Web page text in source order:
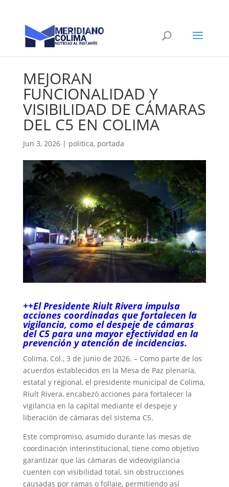
MEJORAN
FUNCIONALIDAD Y
VISIBILIDAD DE CÁMARAS
DEL C5 EN COLIMA
Jun 3, 2026| politica, portada
++El Presidente Riult Rivera impulsa
acciones coordinadas que fortalecen la
vigilancia, como el despeje de cámaras
del C5 para una mayor efectividad en la
prevención y atención de incidencias.
Colima, Col., 3 de junio de 2026. – Como parte de los
acuerdos establecidos en la Mesa de Paz plenaria,
estatal y regional, el presidente municipal de Colima,
Riult Rivera, encabezó acciones para fortalecer la
vigilancia en la capital mediante el despeje y
liberación de cámaras del sistema C5.
Este compromiso, asumido durante las mesas de
coordinación interinstitucional, tiene como objetivo
garantizar que las cámaras de videovigilancia
cuenten con visibilidad total, sin obstrucciones
causadas por ramas o follaje, permitiendo así